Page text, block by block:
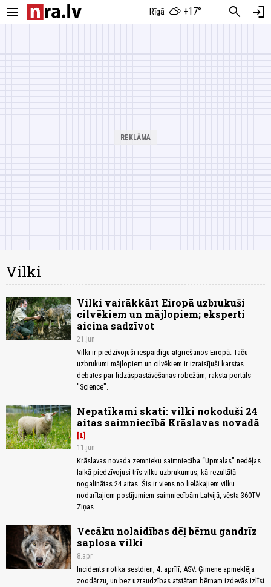
menu Rīgā +17° search login
Vilki
Vilki vairākkārt Eiropā uzbrukuši
cilvēkiem un mājlopiem; eksperti
aicina sadzīvot
21.jun
Vilki ir piedzīvojuši iespaidīgu atgriešanos Eiropā. Taču
uzbrukumi mājlopiem un cilvēkiem ir izraisījuši karstas
debates par līdzāspastāvēšanas robežām, raksta portāls
"Science".
Nepatīkami skati: vilki nokoduši 24
aitas saimniecībā Krāslavas novadā
1
11.jun
Krāslavas novada zemnieku saimniecība “Upmalas” nedēļas
laikā piedzīvojusi trīs vilku uzbrukumus, kā rezultātā
nogalinātas 24 aitas. Šis ir viens no lielākajiem vilku
nodarītajiem postījumiem saimniecībām Latvijā, vēsta 360TV
Ziņas.
Vecāku nolaidības dēļ bērnu gandrīz
saplosa vilki
8.apr
Incidents notika sestdien, 4. aprīlī, ASV. Ģimene apmeklēja
zoodārzu, un bez uzraudzības atstātam bērnam izdevās izlīst